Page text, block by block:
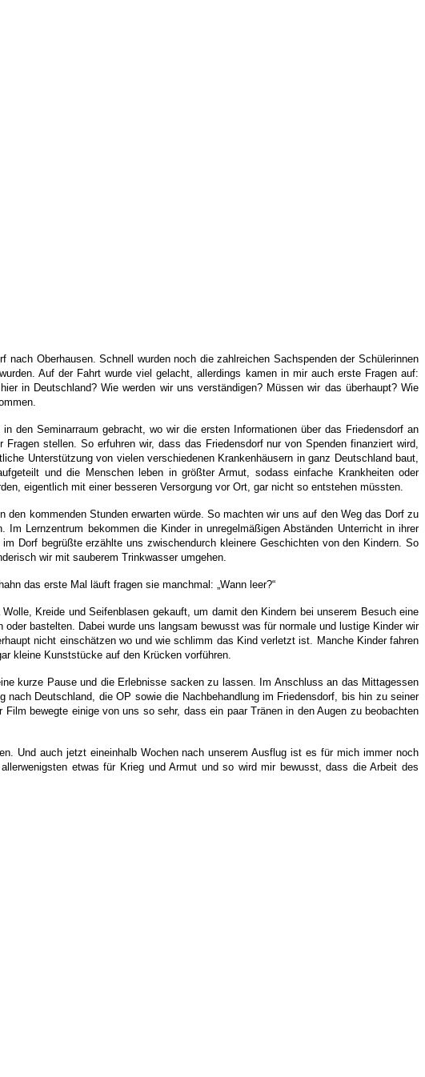
Oberhausen. Schnell wurden noch die zahlreichen Sachspenden der Schülerinnen
Auf der Fahrt wurde viel gelacht, allerdings kamen in mir auch erste Fragen auf:
in Deutschland? Wie werden wir uns verständigen? Müssen wir das überhaupt? Wie
den Seminarraum gebracht, wo wir die ersten Informationen über das Friedensdorf an
stellen. So erfuhren wir, dass das Friedensdorf nur von Spenden finanziert wird,
Unterstützung von vielen verschiedenen Krankenhäusern in ganz Deutschland baut,
und die Menschen leben in größter Armut, sodass einfache Krankheiten oder
eigentlich mit einer besseren Versorgung vor Ort, gar nicht so entstehen müssten.
kommenden Stunden erwarten würde. So machten wir uns auf den Weg das Dorf zu
Lernzentrum bekommen die Kinder in unregelmäßigen Abständen Unterricht in ihrer
Dorf begrüßte erzählte uns zwischendurch kleinere Geschichten von den Kindern. So
wir mit sauberem Trinkwasser umgehen.
das erste Mal läuft fragen sie manchmal: „Wann leer?“
Kreide und Seifenblasen gekauft, um damit den Kindern bei unserem Besuch eine
bastelten. Dabei wurde uns langsam bewusst was für normale und lustige Kinder wir
nicht einschätzen wo und wie schlimm das Kind verletzt ist. Manche Kinder fahren
kleine Kunststücke auf den Krücken vorführen.
kurze Pause und die Erlebnisse sacken zu lassen. Im Anschluss an das Mittagessen
Deutschland, die OP sowie die Nachbehandlung im Friedensdorf, bis hin zu seiner
bewegte einige von uns so sehr, dass ein paar Tränen in den Augen zu beobachten
Und auch jetzt eineinhalb Wochen nach unserem Ausflug ist es für mich immer noch
etwas für Krieg und Armut und so wird mir bewusst, dass die Arbeit des